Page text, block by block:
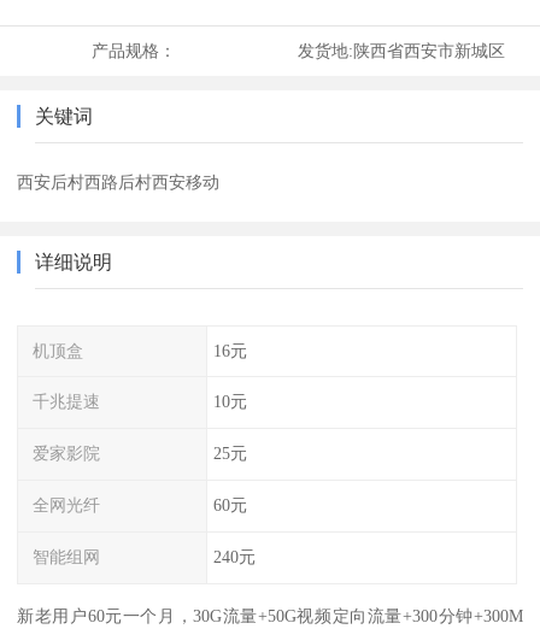
产品规格： 发货地:陕西省西安市新城区
关键词
西安后村西路后村西安移动
详细说明
机顶盒 16元
千兆提速 10元
爱家影院 25元
全网光纤 60元
智能组网 240元
新老用户60元一个月，30G流量+50G视频定向流量+300分钟+300M